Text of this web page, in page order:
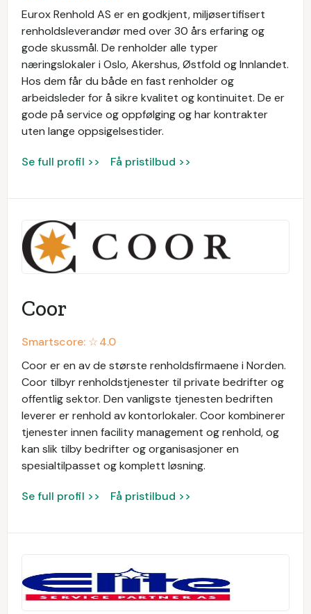
Eurox Renhold AS er en godkjent, miljøsertifisert
renholdsleverandør med over 30 års erfaring og
gode skussmål. De renholder alle typer
næringslokaler i Oslo, Akershus, Østfold og Innlandet.
Hos dem får du både en fast renholder og
arbeidsleder for å sikre kvalitet og kontinuitet. De er
gode på service og oppfølging og har kontrakter
uten lange oppsigelsestider.
Se full profil >> Få pristilbud >>
Coor
Smartscore: ☆4.0
Coor er en av de største renholdsfirmaene i Norden.
Coor tilbyr renholdstjenester til private bedrifter og
offentlig sektor. Den vanligste tjenesten bedriften
leverer er renhold av kontorlokaler. Coor kombinerer
tjenester innen facility management og renhold, og
kan slik tilby bedrifter og organisasjoner en
spesialtilpasset og komplett løsning.
Se full profil >> Få pristilbud >>